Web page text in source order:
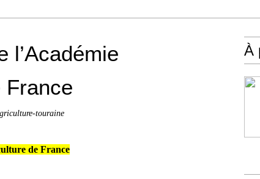
l’Académie
France
touraine
de France
À